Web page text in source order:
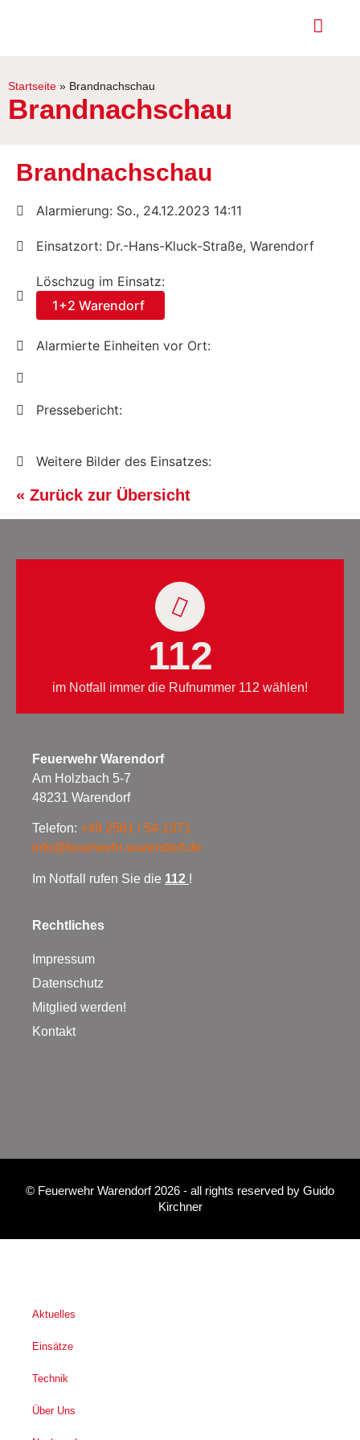
Startseite » Brandnachschau
Brandnachschau
Brandnachschau
Alarmierung: So., 24.12.2023 14:11
Einsatzort: Dr.-Hans-Kluck-Straße, Warendorf
Löschzug im Einsatz:
1+2 Warendorf
Alarmierte Einheiten vor Ort:
Pressebericht:
Weitere Bilder des Einsatzes:
« Zurück zur Übersicht
112
im Notfall immer die Rufnummer 112 wählen!
Feuerwehr Warendorf
Am Holzbach 5-7
48231 Warendorf
Telefon: +49 2581 / 54-1371
info@feuerwehr-warendorf.de
Im Notfall rufen Sie die 112 !
Rechtliches
Impressum
Datenschutz
Mitglied werden!
Kontakt
© Feuerwehr Warendorf 2026 - all rights reserved by Guido
Kirchner
Aktuelles
Einsätze
Technik
Über Uns